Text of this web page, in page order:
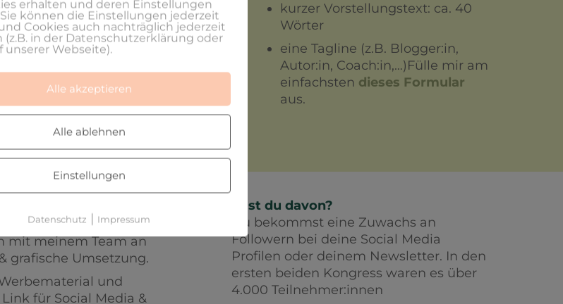
Suche dir inmeinem Kalender
deinen Termin für dein Interview
aus.
benötigten Unterlagen bis zum
31. August (siehe Kasten links)
kurzer Vorstellungstext: ca. 40
Wörter
eine Tagline (z.B. Blogger:in,
Autor:in, Coach:in,…)Fülle mir am
einfachsten dieses Formular
aus.
mit meinem Team an
grafische Umsetzung.
und
für Social Media &
Was hast du davon?
Du bekommst eine Zuwachs an
Followern bei deine Social Media
Profilen oder deinem Newsletter. In den
ersten beiden Kongress waren es über
4.000 Teilnehmer:innen
erhalten und deren Einstellungen
können die Einstellungen jederzeit
Cookies auch nachträglich jederzeit
(z.B. in der Datenschutzerklärung oder
unserer Webseite).
Alle akzeptieren
Alle ablehnen
Einstellungen
Datenschutz | Impressum